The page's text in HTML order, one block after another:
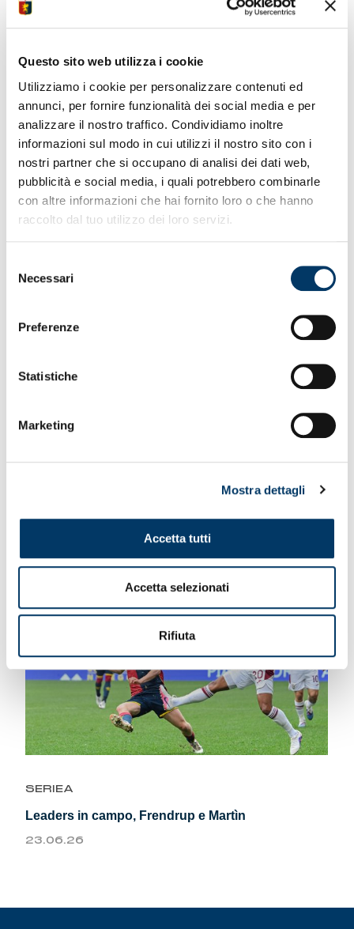
Questo sito web utilizza i cookie
Utilizziamo i cookie per personalizzare contenuti ed
annunci, per fornire funzionalità dei social media e per
analizzare il nostro traffico. Condividiamo inoltre
informazioni sul modo in cui utilizzi il nostro sito con i
nostri partner che si occupano di analisi dei dati web,
pubblicità e social media, i quali potrebbero combinarle
con altre informazioni che hai fornito loro o che hanno
raccolto dal tuo utilizzo dei loro servizi.
delNecessari
Preferenze
Statistiche
Marketing
Mostra dettagli
Accetta tutti
Accetta selezionati
Rifiuta
SERIEA
Genoa e Messias, avanti insieme
26.06.26
SERIEA
Leaders in campo, Frendrup e Martìn
23.06.26